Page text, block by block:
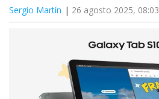
Redes
Plataformas
Sergio Martín 26 agosto 2025, 08:03